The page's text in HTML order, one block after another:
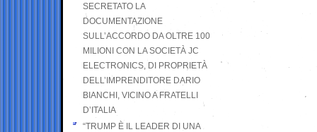
SECRETATO LA
DOCUMENTAZIONE
SULL’ACCORDO DA OLTRE 100
MILIONI CON LA SOCIETÀ JC
ELECTRONICS, DI PROPRIETÀ
DELL’IMPRENDITORE DARIO
BIANCHI, VICINO A FRATELLI
D’ITALIA
“TRUMP È IL LEADER DI UNA